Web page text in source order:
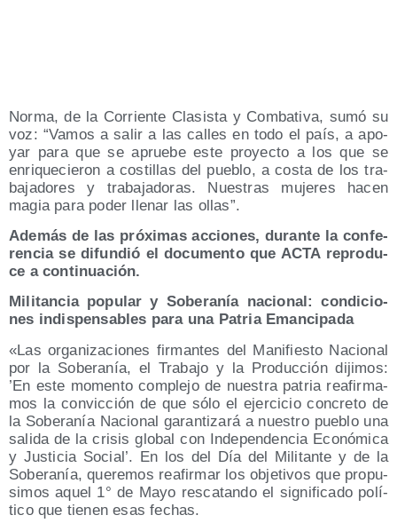
Nor­ma, de la Corrien­te Cla­sis­ta y Com­ba­ti­va, sumó su
voz: “Vamos a salir a las calles en todo el país, a apo­
yar para que se aprue­be este pro­yec­to a los que se
enri­que­cie­ron a cos­ti­llas del pue­blo, a cos­ta de los tra­
ba­ja­do­res y tra­ba­ja­do­ras. Nues­tras muje­res hacen
magia para poder lle­nar las ollas”.
Ade­más de las pró­xi­mas accio­nes, duran­te la con­fe­
ren­cia se difun­dió el docu­men­to que ACTA repro­du­
ce a continuación.
Mili­tan­cia popu­lar y Sobe­ra­nía nacio­nal: con­di­cio­
nes indis­pen­sa­bles para una Patria Emancipada
«Las orga­ni­za­cio­nes fir­man­tes del Mani­fies­to Nacio­nal
por la Sobe­ra­nía, el Tra­ba­jo y la Pro­duc­ción diji­mos:
’En este momen­to com­ple­jo de nues­tra patria reafir­ma­
mos la con­vic­ción de que sólo el ejer­ci­cio con­cre­to de
la Sobe­ra­nía Nacio­nal garan­ti­za­rá a nues­tro pue­blo una
sali­da de la cri­sis glo­bal con Inde­pen­den­cia Eco­nó­mi­ca
y Jus­ti­cia Social’. En los del Día del Mili­tan­te y de la
Sobe­ra­nía, que­re­mos reafir­mar los obje­ti­vos que pro­pu­
si­mos aquel 1° de Mayo res­ca­tan­do el sig­ni­fi­ca­do polí­
ti­co que tie­nen esas fechas.